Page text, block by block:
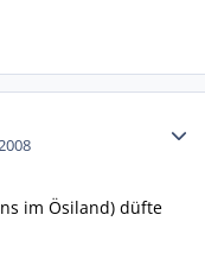
im Ösiland) düfte